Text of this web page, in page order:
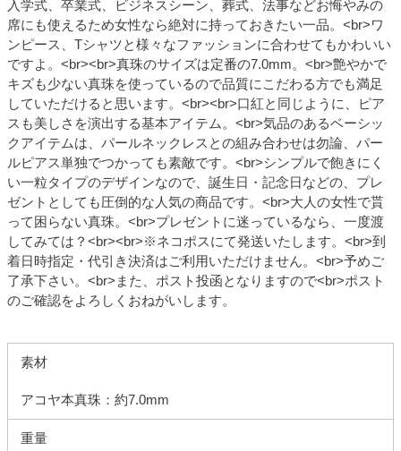
入学式、卒業式、ビジネスシーン、葬式、法事などお悔やみの
席にも使えるため女性なら絶対に持っておきたい一品。<br>ワ
ンピース、Tシャツと様々なファッションに合わせてもかわいい
ですよ。<br><br>真珠のサイズは定番の7.0mm。<br>艶やかで
キズも少ない真珠を使っているので品質にこだわる方でも満足
していただけると思います。<br><br>口紅と同じように、ピア
スも美しさを演出する基本アイテム。<br>気品のあるベーシッ
クアイテムは、パールネックレスとの組み合わせは勿論、パー
ルピアス単独でつかっても素敵です。<br>シンプルで飽きにく
い一粒タイプのデザインなので、誕生日・記念日などの、プレ
ゼントとしても圧倒的な人気の商品です。<br>大人の女性で貰
って困らない真珠。<br>プレゼントに迷っているなら、一度渡
してみては？<br><br>※ネコポスにて発送いたします。<br>到
着日時指定・代引き決済はご利用いただけません。<br>予めご
了承下さい。<br>また、ポスト投函となりますので<br>ポスト
のご確認をよろしくおねがいします。
素材
アコヤ本真珠：約7.0mm
重量